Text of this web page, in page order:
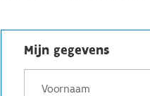
Mijn gegevens